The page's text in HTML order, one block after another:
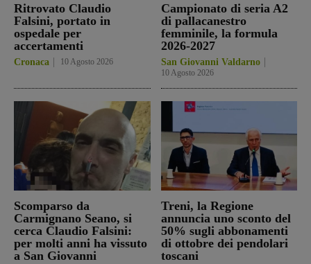
Ritrovato Claudio
Falsini, portato in
ospedale per
accertamenti
Cronaca 10 Agosto 2026
Campionato di seria A2
di pallacanestro
femminile, la formula
2026-2027
San Giovanni Valdarno
10 Agosto 2026
Scomparso da
Carmignano Seano, si
cerca Claudio Falsini:
per molti anni ha vissuto
a San Giovanni
Treni, la Regione
annuncia uno sconto del
50% sugli abbonamenti
di ottobre dei pendolari
toscani